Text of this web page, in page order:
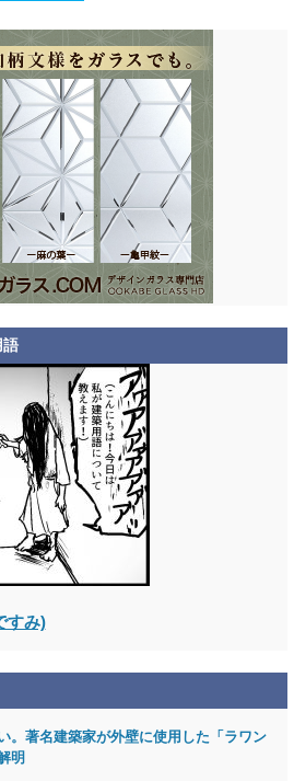
語
すみ)
。著名建築家が外壁に使用した「ラワン
明